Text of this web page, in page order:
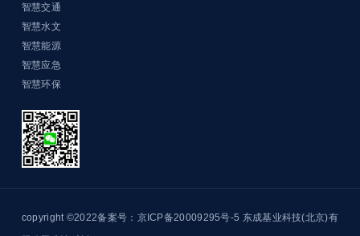
智慧交通
智慧水文
智慧能源
智慧应急
智慧环保
copyright ©2022备案号：京ICP备20009295号-5 东成基业科技(北京)有